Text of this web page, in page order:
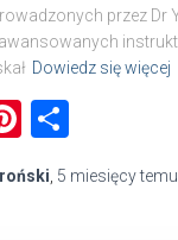
przez Dr
Dowiedz się więcej
Pinterest
5 miesięcytemu